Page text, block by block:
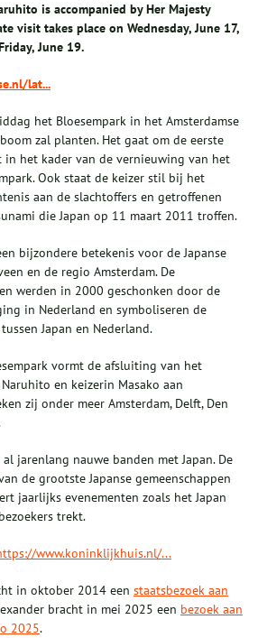
is accompanied by Her Majesty
visit takes place on Wednesday, June 17,
June 19.
lat...
het Bloesempark in het Amsterdamse
zal planten. Het gaat om de eerste
het kader van de vernieuwing van het
Ook staat de keizer stil bij het
aan de slachtoffers en getroffenen
die Japan op 11 maart 2011 troffen.
bijzondere betekenis voor de Japanse
en de regio Amsterdam. De
werden in 2000 geschonken door de
in Nederland en symboliseren de
Japan en Nederland.
vormt de afsluiting van het
en keizerin Masako aan
zij onder meer Amsterdam, Delft, Den
jarenlang nauwe banden met Japan. De
de grootste Japanse gemeenschappen
jaarlijks evenementen zoals het Japan
trekt.
www.koninklijkhuis.nl/...
in oktober 2014 een staatsbezoek aan
bracht in mei 2025 een bezoek aan
2025.